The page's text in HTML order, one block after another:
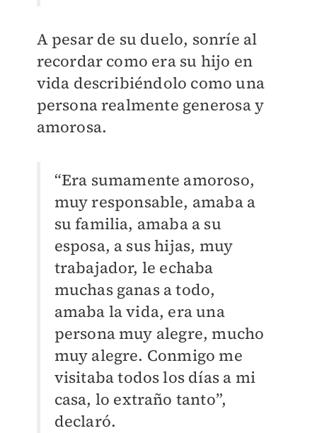
A pesar de su duelo, sonríe al
recordar como era su hijo en
vida describiéndolo como una
persona realmente generosa y
amorosa.
“Era sumamente amoroso,
muy responsable, amaba a
su familia, amaba a su
esposa, a sus hijas, muy
trabajador, le echaba
muchas ganas a todo,
amaba la vida, era una
persona muy alegre, mucho
muy alegre. Conmigo me
visitaba todos los días a mi
casa, lo extraño tanto”,
declaró.